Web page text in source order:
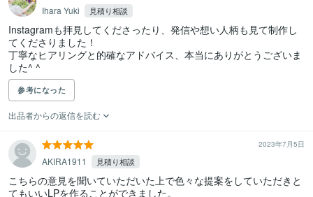
Ihara Yuki 見積り相談
Instagramも拝見してくださったり、発信や想い人柄も見て制作し
てくださりました！
丁寧なヒアリングと的確なアドバイス、本当にありがとうございま
した^ ^
参考になった
出品者からの返信を読む
2023年7月5日
AKIRA1911 見積り相談
こちらの意見を聞いていただいた上で色々な提案をしていただきと
てもいいLPを作ることができました。